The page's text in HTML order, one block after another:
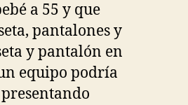
a 55 y que
pantalones y
y pantalón en
equipo podría